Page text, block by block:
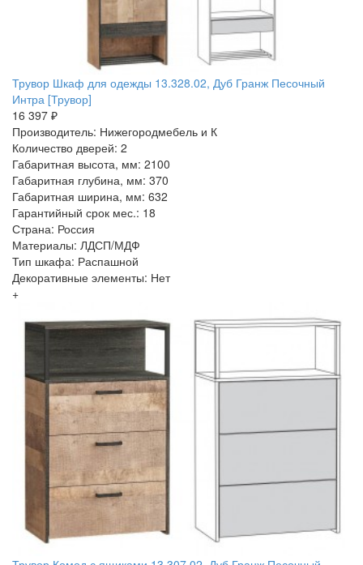
Трувор Шкаф для одежды 13.328.02, Дуб Гранж Песочный
Интра [Трувор]
16 397 ₽
Производитель: Нижегородмебель и К
Количество дверей: 2
Габаритная высота, мм: 2100
Габаритная глубина, мм: 370
Габаритная ширина, мм: 632
Гарантийный срок мес.: 18
Страна: Россия
Материалы: ЛДСП/МДФ
Тип шкафа: Распашной
Декоративные элементы: Нет
+